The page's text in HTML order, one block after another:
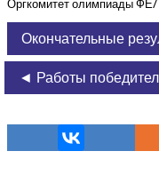
Орг­ко­ми­тет олим­пи­а­ды
Окончательные
◄ Работы